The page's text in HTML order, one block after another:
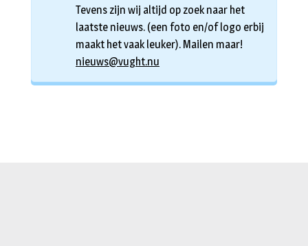
Tevens zijn wij altijd op zoek naar het
laatste nieuws. (een foto en/of logo erbij
maakt het vaak leuker). Mailen maar!
nieuws@vught.nu